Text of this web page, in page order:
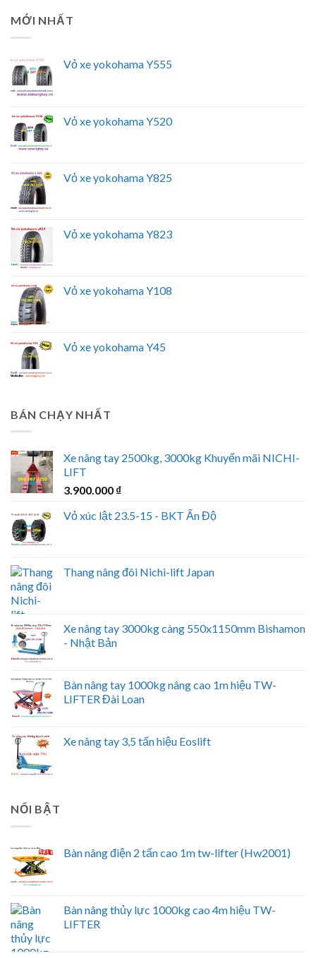
MỚI NHẤT
Vỏ xe yokohama Y555
Vỏ xe yokohama Y520
Vỏ xe yokohama Y825
Vỏ xe yokohama Y823
Vỏ xe yokohama Y108
Vỏ xe yokohama Y45
BÁN CHẠY NHẤT
Xe nâng tay 2500kg, 3000kg Khuyến mãi NICHI-
LIFT
3.900.000 ₫
Vỏ xúc lật 23.5-15 - BKT Ấn Độ
Thang nâng đôi Nichi-lift Japan
Xe nâng tay 3000kg càng 550x1150mm Bishamon
- Nhật Bản
Bàn nâng tay 1000kg nâng cao 1m hiệu TW-
LIFTER Đài Loan
Xe nâng tay 3,5 tấn hiệu Eoslift
NỔI BẬT
Bàn nâng điện 2 tấn cao 1m tw-lifter (Hw2001)
Bàn nâng thủy lực 1000kg cao 4m hiệu TW-
LIFTER